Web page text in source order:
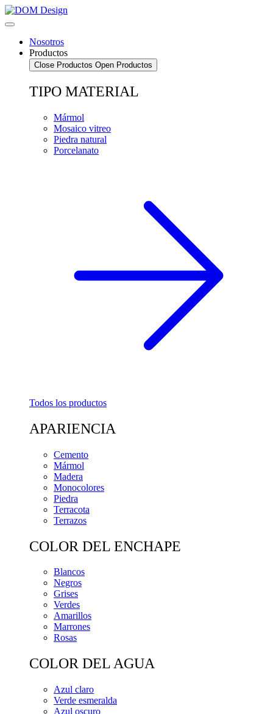
Saltar
al
Nosotros
Productos
Close Productos Open Productos
TIPO MATERIAL
Mármol
Mosaico vitreo
Piedra natural
Porcelanato
Todos los productos
APARIENCIA
Cemento
Mármol
Madera
Monocolores
Piedra
Terracota
Terrazos
COLOR DEL ENCHAPE
Blancos
Negros
Grises
Verdes
Amarillos
Marrones
Rosas
COLOR DEL AGUA
Azul claro
Verde esmeralda
Azul oscuro